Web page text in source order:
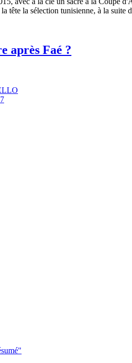
tête la sélection tunisienne, à la suite
après Faé ?